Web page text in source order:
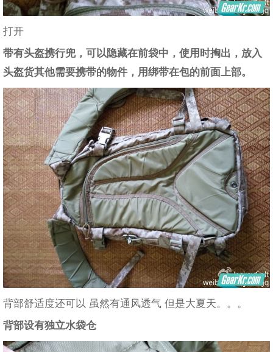
打开
带有头盔携行兜，可以隐藏在前袋中，使用时掏出，放入
头盔货其他需要携带的物件，用绑带在包的前面上部。
背部舒适度还可以 虽然有通风透气 但是大夏天。。。
背部设有独立水袋仓